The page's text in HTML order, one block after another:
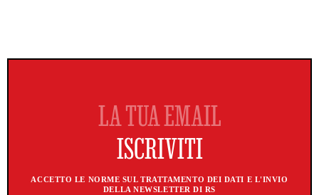
ACCETTO LE NORME SUL TRATTAMENTO DEI DATI E L'INVIO
DELLA NEWSLETTER DI RS